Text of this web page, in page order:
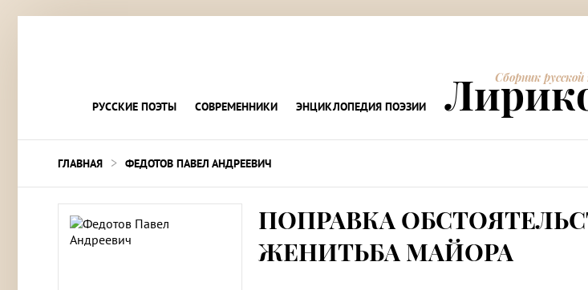
РУССКИЕ ПОЭТЫ СОВРЕМЕННИКИ ЭНЦИКЛОПЕДИЯ ПОЭЗИИ
Сборник русской
ГЛАВНАЯ > ФЕДОТОВ ПАВЕЛ АНДРЕЕВИЧ
ПОПРАВКА
ЖЕНИТЬБА МАЙОРА